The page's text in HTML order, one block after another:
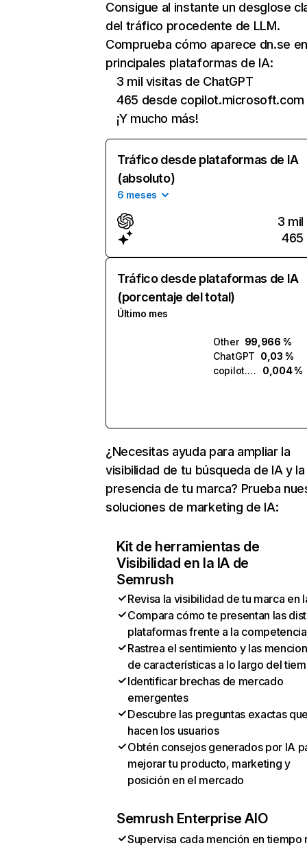
Consigue al instante un desglose
del tráfico procedente de LLM.
Comprueba cómo aparece dn.se
principales plataformas de IA:
3 mil visitas de ChatGPT
465 desde copilot.microsoft.com
¡Y mucho más!
Tráfico desde plataformas de IA
(absoluto)
6 meses
3 mil
465
Tráfico desde plataformas de IA
(porcentaje del total)
Último mes
Other 99,966 %
ChatGPT 0,03 %
copilot.microsoft.com
0,004 %
¿Necesitas ayuda para ampliar la
visibilidad de tu búsqueda de IA y la
presencia de tu marca? Prueba
soluciones de marketing de IA:
Kit de herramientas de
Visibilidad en la IA de
Semrush
Revisa la visibilidad de tu marca en
Compara cómo te presentan las
plataformas frente a la competencia
Rastrea el sentimiento y las
de características a lo largo del
Identificar brechas de mercado
emergentes
Descubre las preguntas exactas
hacen los usuarios
Obtén consejos generados por IA
mejorar tu producto, marketing y
posición en el mercado
Semrush Enterprise AIO
Supervisa cada mención en tiempo